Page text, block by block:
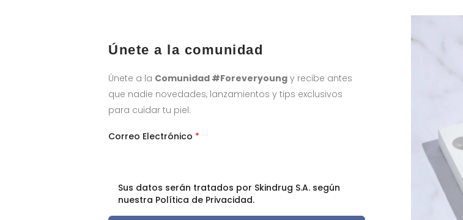
Únete a la comunidad
Únete a la Comunidad #Foreveryoung y recibe antes
que nadie novedades, lanzamientos y tips exclusivos
para cuidar tu piel.
Correo Electrónico *
Sus datos serán tratados por Skindrug S.A. según
nuestra Política de Privacidad.